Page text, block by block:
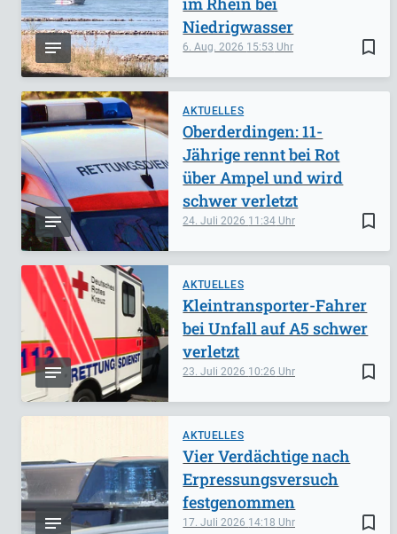
bookmark_border
6. Aug. 2026 15:53
Niedrigwasser
AKTUELLES
bookmark_border
24. Juli 2026 11:34
Oberderdingen: 11-
Jährige rennt bei Rot
über Ampel und wird
schwer verletzt
AKTUELLES
bookmark_border
23. Juli 2026 10:26
Kleintransporter-Fahrer
bei Unfall auf A5 schwer
verletzt
AKTUELLES
bookmark_border
17. Juli 2026 14:18
Vier Verdächtige nach
Erpressungsversuch
festgenommen